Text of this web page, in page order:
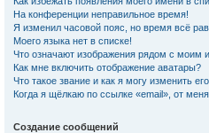
На конференции неправильное время!
Я изменил часовой пояс, но время всё
Моего языка нет в списке!
Что означают изображения рядом с моим
Как мне включить отображение аватары?
Что такое звание и как я могу изменить
Когда я щёлкаю по ссылке «email», от
Создание сообщений